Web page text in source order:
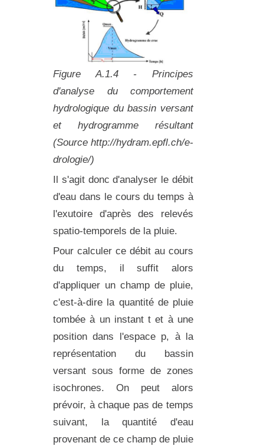
Figure A.1.4 - Principes
d'analyse du comportement
hydrologique du bassin versant
et hydrogramme résultant
(Source http://hydram.epfl.ch/e-
drologie/)
Il s'agit donc d'analyser le débit
d'eau dans le cours du temps à
l'exutoire d'après des relevés
spatio-temporels de la pluie.
Pour calculer ce débit au cours
du temps, il suffit alors
d'appliquer un champ de pluie,
c'est-à-dire la quantité de pluie
tombée à un instant t et à une
position dans l'espace p, à la
représentation du bassin
versant sous forme de zones
isochrones. On peut alors
prévoir, à chaque pas de temps
suivant, la quantité d'eau
provenant de ce champ de pluie